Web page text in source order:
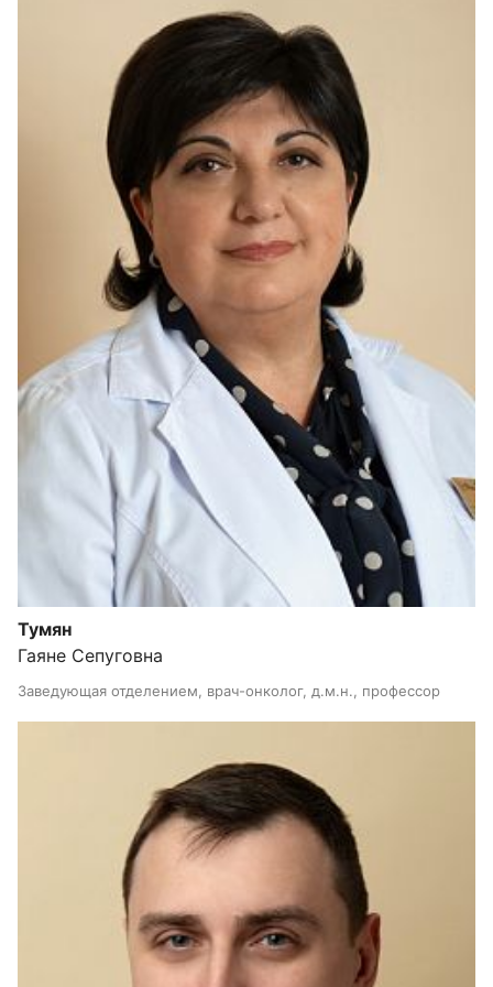
Тумян
Гаяне Сепуговна
Заведующая отделением, врач-онколог, д.м.н., профессор